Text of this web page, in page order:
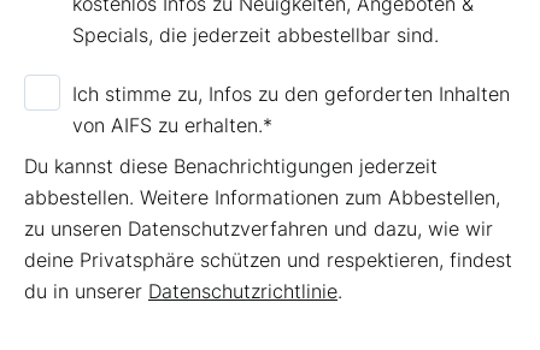
Specials, die jederzeit abbestellbar sind.
Ich stimme zu, Infos zu den geforderten Inhalten
von AIFS zu erhalten.*
Du kannst diese Benachrichtigungen jederzeit
abbestellen. Weitere Informationen zum Abbestellen,
zu unseren Datenschutzverfahren und dazu, wie wir
deine Privatsphäre schützen und respektieren, findest
du in unserer Datenschutzrichtlinie.